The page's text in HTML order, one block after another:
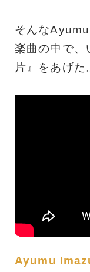
そんな
楽曲の中で、
片』をあげた
Ayumu